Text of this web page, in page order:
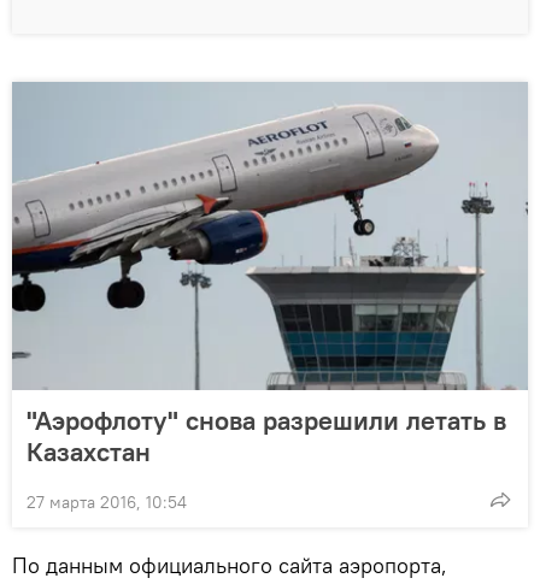
"Аэрофлоту" снова разрешили летать в
Казахстан
27 марта 2016, 10:54
По данным официального сайта аэропорта,